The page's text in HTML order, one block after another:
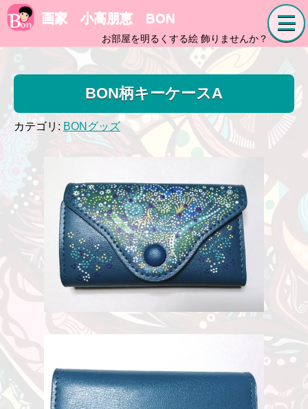
画家 小高朋恵 BON
お部屋を明るくする絵 飾りませんか？
BON柄キーケースA
カテゴリ: BONグッズ